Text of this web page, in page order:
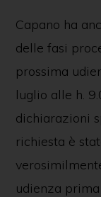
Capano ha
delle fasi
prossima
luglio alle h.
dichiarazioni
richiesta è
udienza